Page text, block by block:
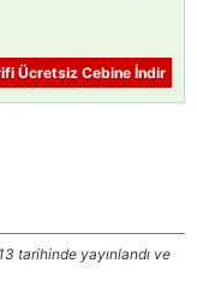
Ücretsiz Cebine İndir
tarihinde yayınlandı ve